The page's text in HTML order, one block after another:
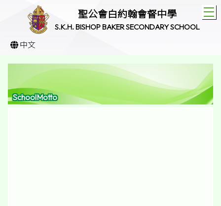
聖公會白約翰會督中學
S.K.H. BISHOP BAKER SECONDARY SCHOOL
中文
SchoolMotto